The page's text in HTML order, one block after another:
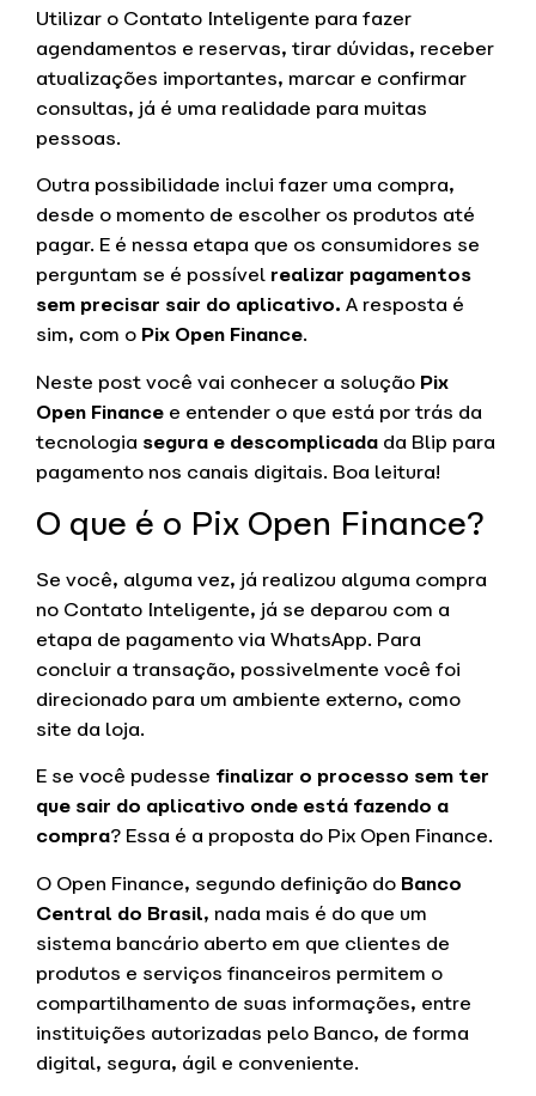
Utilizar o Contato Inteligente para fazer
agendamentos e reservas, tirar dúvidas, receber
atualizações importantes, marcar e confirmar
consultas, já é uma realidade para muitas
pessoas.
Outra possibilidade inclui fazer uma compra,
desde o momento de escolher os produtos até
pagar. E é nessa etapa que os consumidores se
perguntam se é possívelrealizar pagamentos
sem precisar sair do aplicativo. A resposta é
sim, com o Pix Open Finance.
Neste post você vai conhecer a solução Pix
Open Finance e entender o que está por trás da
tecnologia segura e descomplicada da Blip para
pagamento nos canais digitais. Boa leitura!
O que é o Pix Open Finance?
Se você, alguma vez, já realizou alguma compra
no Contato Inteligente, já se deparou com a
etapa de pagamento via WhatsApp. Para
concluir a transação, possivelmente você foi
direcionado para um ambiente externo, como
site da loja.
E se você pudesse finalizar o processo sem ter
que sair do aplicativo onde está fazendo a
compra? Essa é a proposta do Pix Open Finance.
O Open Finance, segundo definição do Banco
Central do Brasil, nada mais é do que um
sistema bancário aberto em que clientes de
produtos e serviços financeiros permitem o
compartilhamento de suas informações, entre
instituições autorizadas pelo Banco, de forma
digital, segura, ágil e conveniente.